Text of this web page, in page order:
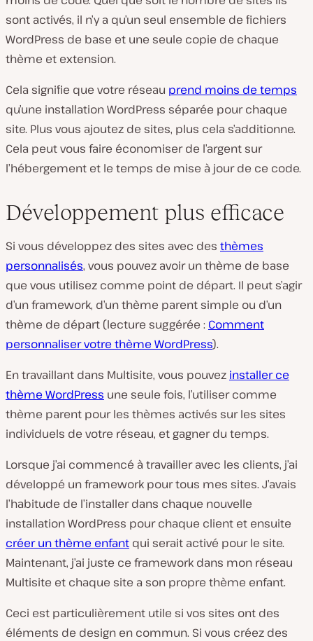
sont activés, il n’y a qu’un seul ensemble de fichiers
WordPress de base et une seule copie de chaque
thème et extension.
Cela signifie que votre réseau prend moins de temps
qu’une installation WordPress séparée pour chaque
site. Plus vous ajoutez de sites, plus cela s’additionne.
Cela peut vous faire économiser de l’argent sur
l’hébergement et le temps de mise à jour de ce code.
Développement plus efficace
Si vous développez des sites avec des thèmes
personnalisés, vous pouvez avoir un thème de base
que vous utilisez comme point de départ. Il peut s’agir
d’un framework, d’un thème parent simple ou d’un
thème de départ (lecture suggérée : Comment
personnaliser votre thème WordPress).
En travaillant dans Multisite, vous pouvez installer ce
thème WordPress une seule fois, l’utiliser comme
thème parent pour les thèmes activés sur les sites
individuels de votre réseau, et gagner du temps.
Lorsque j’ai commencé à travailler avec les clients, j’ai
développé un framework pour tous mes sites. J’avais
l’habitude de l’installer dans chaque nouvelle
installation WordPress pour chaque client et ensuite
créer un thème enfant qui serait activé pour le site.
Maintenant, j’ai juste ce framework dans mon réseau
Multisite et chaque site a son propre thème enfant.
Ceci est particulièrement utile si vos sites ont des
éléments de design en commun. Si vous créez des